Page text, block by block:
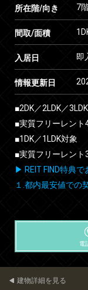
所在階/向き 7
間取/面積
入居日 即
情報更新日
■2DK／2LDK／
■実質フリーレント
■1DK／1LDK対象
■実質フリーレント
▶ REIT FIND特典で
１.都内最安値での
電
建物詳細を見る